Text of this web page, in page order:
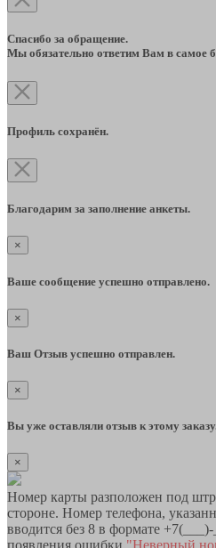
Спасибо за обращение.
Мы обязательно ответим Вам в самое
Профиль сохранён.
Благодарим за заполнение анкеты.
×
Ваше сообщение успешно отправлено.
×
Ваш Отзыв успешно отправлен.
×
Вы уже оставляли отзыв к этому
×
Номер карты разположен под
стороне. Номер телефона,
вводится без 8 в формате